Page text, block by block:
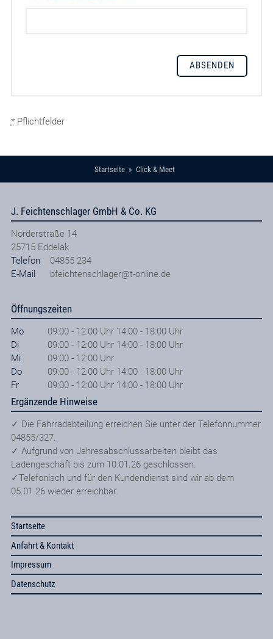
*Pflichtfelder
Startseite Click & Meet
J. Feichtenschlager GmbH & Co. KG
Norderstraße 14
25715 Eddelak
Telefon
04855 234
E-Mail
bfeichtenschlager@t-online.de
Öffnungszeiten
Mo
09:00 - 12:00 Uhr 14:00 - 18:00 Uhr
Di
09:00 - 12:00 Uhr 14:00 - 18:00 Uhr
Mi
09:00 - 12:00 Uhr
Do
09:00 - 12:00 Uhr 14:00 - 18:00 Uhr
Fr
09:00 - 12:00 Uhr 14:00 - 18:00 Uhr
Ergänzende Hinweise
✓ Die Fahrradabteilung erreichen Sie unter der Telefonnummer
04855/327.
✓ Aufgrund von Jahresabschlussarbeiten bleibt das
Ladengeschäft bis zum 10.01.26 geschlossen.
✓Telefonisch und für den Kundendienst sind wir ab dem
05.01.26 wieder erreichbar.
Startseite
Anfahrt & Kontakt
Impressum
Datenschutz